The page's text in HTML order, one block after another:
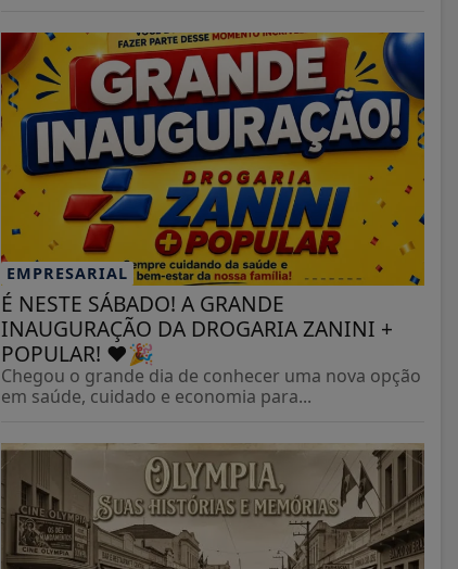
EMPRESARIAL
É NESTE SÁBADO! A GRANDE
INAUGURAÇÃO DA DROGARIA ZANINI +
POPULAR! ❤️🎉
Chegou o grande dia de conhecer uma nova opção
em saúde, cuidado e economia para...